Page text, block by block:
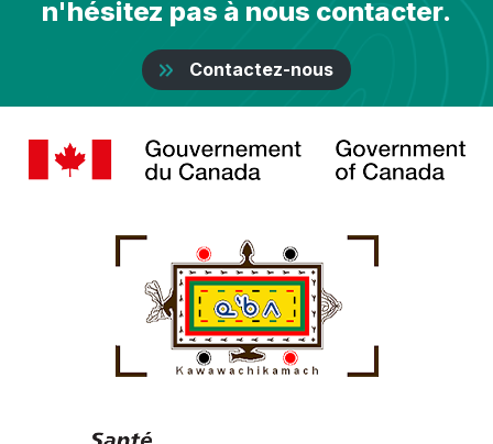
n'hésitez pas à nous contacter.
Contactez-nous